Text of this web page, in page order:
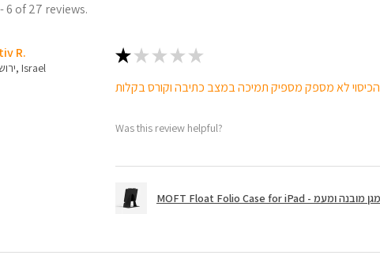
6 of 27 reviews.
R.
ירושלים, Israel
★ ★ ★ ★ ★
הכיסוי לא מספק מספיק תמיכה במצב כתיבה וקורס בקלות
Was this review helpful?